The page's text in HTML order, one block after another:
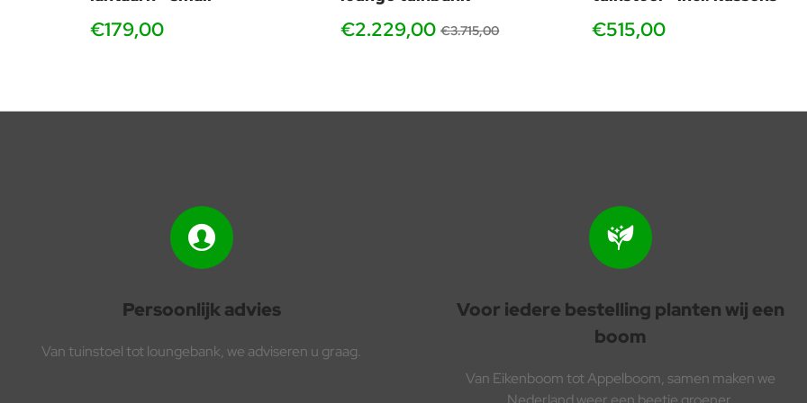
€179,00 €2.229,00 €3.715,00 €515,00
Persoonlijk advies
Van tuinstoel tot loungebank, we adviseren u graag.
Voor iedere bestelling planten wij een
boom
Van Eikenboom tot Appelboom, samen maken we